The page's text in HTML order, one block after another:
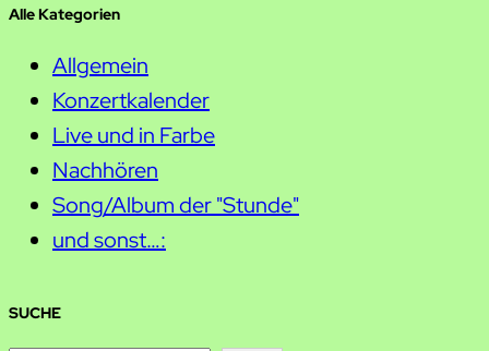
Alle Kategorien
Allgemein
Konzertkalender
Live und in Farbe
Nachhören
Song/Album der "Stunde"
und sonst…:
SUCHE